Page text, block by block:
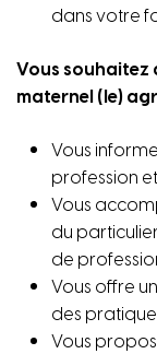
dans votre
Vous souhaitez
maternel (le)
Vous
profession
Vous
du
de
Vous offre
des
Vous